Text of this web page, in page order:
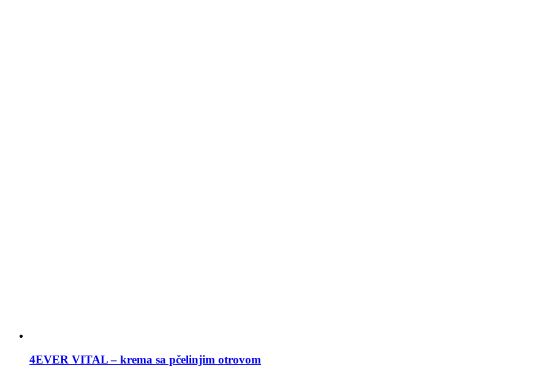
4EVER VITAL – krema sa pčelinjim otrovom